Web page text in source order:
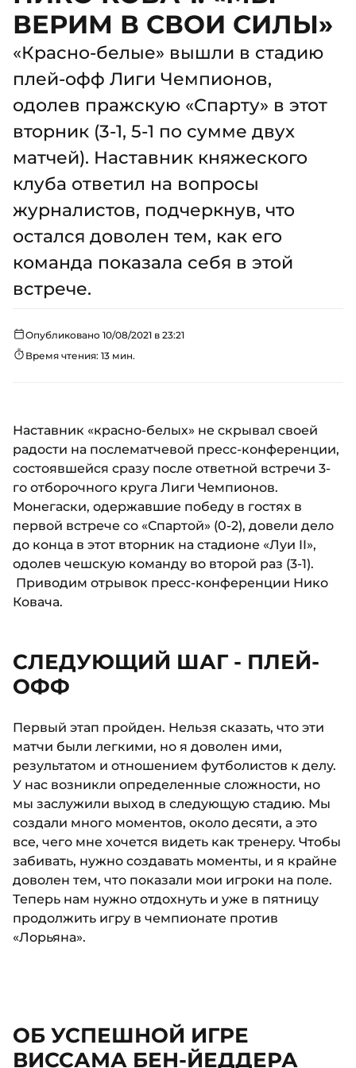
ВЕРИМ В СВОИ СИЛЫ»
«Красно-белые» вышли в стадию
плей-офф Лиги Чемпионов,
одолев пражскую «Спарту» в этот
вторник (3-1, 5-1 по сумме двух
матчей). Наставник княжеского
клуба ответил на вопросы
журналистов, подчеркнув, что
остался доволен тем, как его
команда показала себя в этой
встрече.
Опубликовано 10/08/2021 в 23:21
Время чтения: 13 мин.
Наставник «красно-белых» не скрывал своей
радости на послематчевой пресс-конференции,
состоявшейся сразу после ответной встречи 3-
го отборочного круга Лиги Чемпионов.
Монегаски, одержавшие победу в гостях в
первой встрече со «Спартой» (0-2), довели дело
до конца в этот вторник на стадионе «Луи II»,
одолев чешскую команду во второй раз (3-1).
Приводим отрывок пресс-конференции Нико
Ковача.
СЛЕДУЮЩИЙ ШАГ - ПЛЕЙ-
ОФФ
Первый этап пройден. Нельзя сказать, что эти
матчи были легкими, но я доволен ими,
результатом и отношением футболистов к делу.
У нас возникли определенные сложности, но
мы заслужили выход в следующую стадию. Мы
создали много моментов, около десяти, а это
все, чего мне хочется видеть как тренеру. Чтобы
забивать, нужно создавать моменты, и я крайне
доволен тем, что показали мои игроки на поле.
Теперь нам нужно отдохнуть и уже в пятницу
продолжить игру в чемпионате против
«Лорьяна».
ОБ УСПЕШНОЙ ИГРЕ
ВИССАМА БЕН-ЙЕДДЕРА